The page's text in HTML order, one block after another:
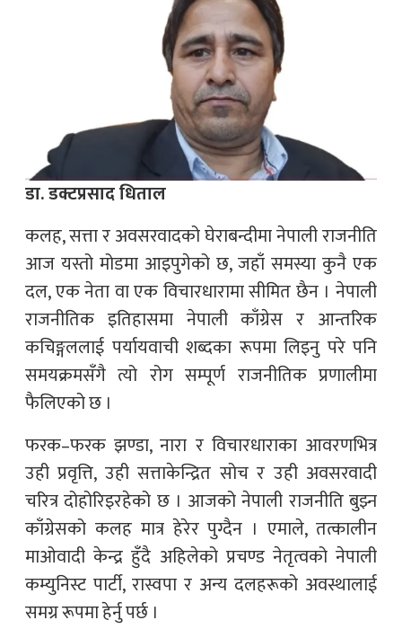
डा. डक्टप्रसाद धिताल
कलह, सत्ता र अवसरवादको घेराबन्दीमा नेपाली राजनीति
आज यस्तो मोडमा आइपुगेको छ, जहाँ समस्या कुनै एक
दल, एक नेता वा एक विचारधारामा सीमित छैन । नेपाली
राजनीतिक इतिहासमा नेपाली काँग्रेस र आन्तरिक
कचिङ्गललाई पर्यायवाची शब्दका रूपमा लिइनु परे पनि
समयक्रमसँगै त्यो रोग सम्पूर्ण राजनीतिक प्रणालीमा
फैलिएको छ ।
फरक–फरक झण्डा, नारा र विचारधाराका आवरणभित्र
उही प्रवृत्ति, उही सत्ताकेन्द्रित सोच र उही अवसरवादी
चरित्र दोहोरिइरहेको छ । आजको नेपाली राजनीति बुझ्न
काँग्रेसको कलह मात्र हेरेर पुग्दैन । एमाले, तत्कालीन
माओवादी केन्द्र हुँदै अहिलेको प्रचण्ड नेतृत्वको नेपाली
कम्युनिस्ट पार्टी, रास्वपा र अन्य दलहरूको अवस्थालाई
समग्र रूपमा हेर्नु पर्छ ।